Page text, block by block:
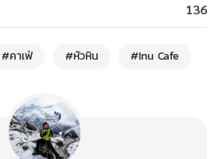
136
#คาเฟ่ #หัวหิน #Inu Cafe